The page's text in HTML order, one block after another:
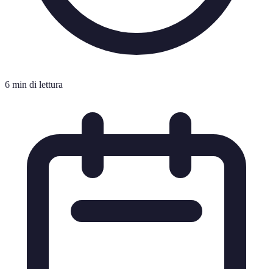
6 min di lettura